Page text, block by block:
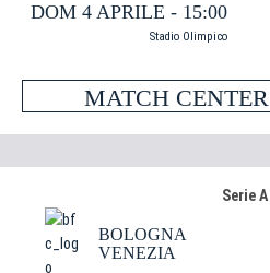
DOM 4 APRILE - 15:00
Stadio Olimpico
MATCH CENTER
Serie A
BOLOGNA
VENEZIA